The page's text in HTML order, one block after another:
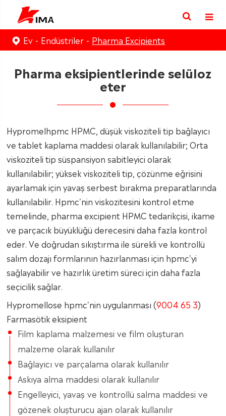
Ev Endüstriler Pharma Excipients
Pharma eksipientlerinde selüloz
eter
Hypromelhpmc HPMC, düşük viskoziteli tip bağlayıcı
ve tablet kaplama maddesi olarak kullanılabilir; Orta
viskoziteli tip süspansiyon sabitleyici olarak
kullanılabilir; yüksek viskoziteli tip, çözünme eğrisini
ayarlamak için yavaş serbest bırakma preparatlarında
kullanılabilir. Hpmc'nin viskozitesini kontrol etme
temelinde, pharma excipient HPMC tedarikçisi, ikame
ve parçacık büyüklüğü derecesini daha fazla kontrol
eder. Ve doğrudan sıkıştırma ile sürekli ve kontrollü
salım dozajı formlarının hazırlanması için hpmc'yi
sağlayabilir ve hazırlık üretim süreci için daha fazla
seçicilik sağlar.
Hypromellose hpmc'nin uygulanması (9004 65 3)
Farmasötik eksipient
Film kaplama malzemesi ve film oluşturan
malzeme olarak kullanılır
Bağlayıcı ve parçalama olarak kullanılır
Askıya alma maddesi olarak kullanılır
Engelleyici, yavaş ve kontrollü salma maddesi ve
gözenek oluşturucu ajan olarak kullanılır